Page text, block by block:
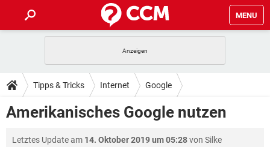
MENU
ANDROID IOS
WINDOWS 10 INSTAGRAM
TIPPS & TRICKS
SPIELE STREAMING
ANDROID IOS
WINDOWS 10 INSTAGRAM
DOWNLOADS
FORUM
Tipps & Tricks Internet Google
Amerikanisches Google nutzen
Letztes Update am 14. Oktober 2019 um 05:28von Silke